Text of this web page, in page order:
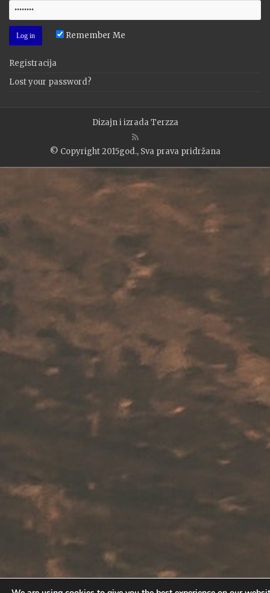
Remember Me
Registracija
Lost your password?
Dizajn i izradaTerzza
© Copyright 2015god., Sva prava pridržana